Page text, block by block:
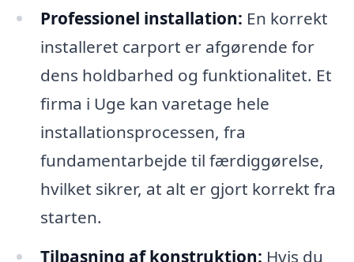
Professionel installation: En korrekt
installeret carport er afgørende for
dens holdbarhed og funktionalitet. Et
firma i Uge kan varetage hele
installationsprocessen, fra
fundamentarbejde til færdiggørelse,
hvilket sikrer, at alt er gjort korrekt fra
starten.
Tilpasning af konstruktion: Hvis du